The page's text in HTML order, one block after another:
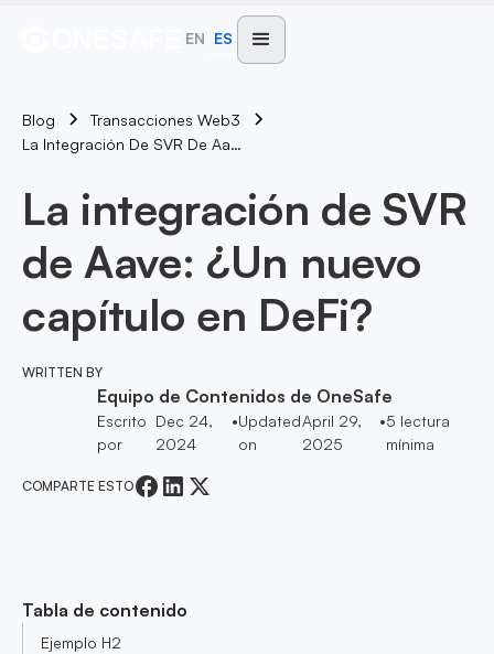
EN ES
Blog
Transacciones Web3
La Integración De SVR De Aave: ¿Un Nuevo Capítulo En DeFi?
La integración de SVR
de Aave: ¿Un nuevo
capítulo en DeFi?
WRITTEN BY
Equipo de Contenidos de OneSafe
Escrito
por
Dec 24,
2024
•Updated
on
April 29,
2025
•5 lectura
mínima
COMPARTE ESTO
Tabla de contenido
Ejemplo H2